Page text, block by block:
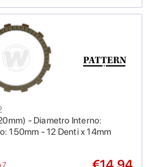
- Diametro Interno:
150mm - 12 Denti x 14mm
7